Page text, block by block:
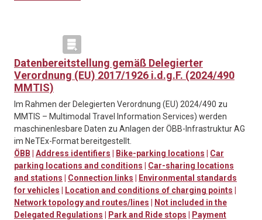
Datenbereitstellung gemäß Delegierter
Verordnung (EU) 2017/1926 i.d.g.F. (2024/490
MMTIS)
Im Rahmen der Delegierten Verordnung (EU) 2024/490 zu
MMTIS – Multimodal Travel Information Services) werden
maschinenlesbare Daten zu Anlagen der ÖBB-Infrastruktur AG
im NeTEx-Format bereitgestellt.
ÖBB
Address identifiers Bike-parking locations
Car
parking locations and conditions
Car-sharing locations
and stations
Connection links
Environmental standards
for vehicles
Location and conditions of charging points
Network topology and routes/lines
Not included in the
Delegated Regulations
Park and Ride stops
Payment